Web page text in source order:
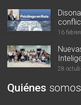
16
28
Quiénes somos